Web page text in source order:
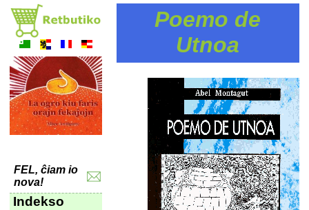
FEL, ĉiam io
nova!
Indekso
Poemo de
Utnoa